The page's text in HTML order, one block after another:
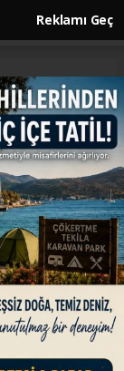
Reklamı Geç
- 11:34
görevini